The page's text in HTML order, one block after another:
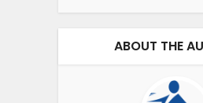
ABOUT THE